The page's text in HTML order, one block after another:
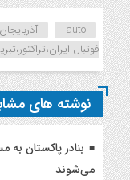
auto
فوتبال
نوشته های
بنادر پاکستان به
می‌شوند